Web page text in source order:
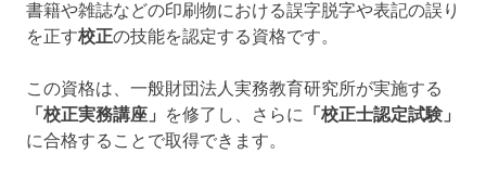
書籍や雑誌などの印刷物における誤字脱字や表記の誤り
を正す校正の技能を認定する資格です。​
この資格は、一般財団法人実務教育研究所が実施する
「校正実務講座」
を修了し、さらに 「校正士認定試験」
に合格することで取得できます。